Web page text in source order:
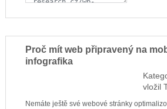
Proč mít web připravený na
infografika
vložil
Nemáte ještě své webové stránky